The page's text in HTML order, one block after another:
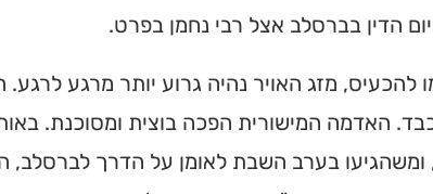
הדין בברסלב אצל רבי נחמן בפרט.
להכעיס, מזג האויר נהיה גרוע יותר מרגע
האדמה המישורית הפכה בוצית ומסוכנת.
בערב השבת לאומן על הדרך לברסלב,